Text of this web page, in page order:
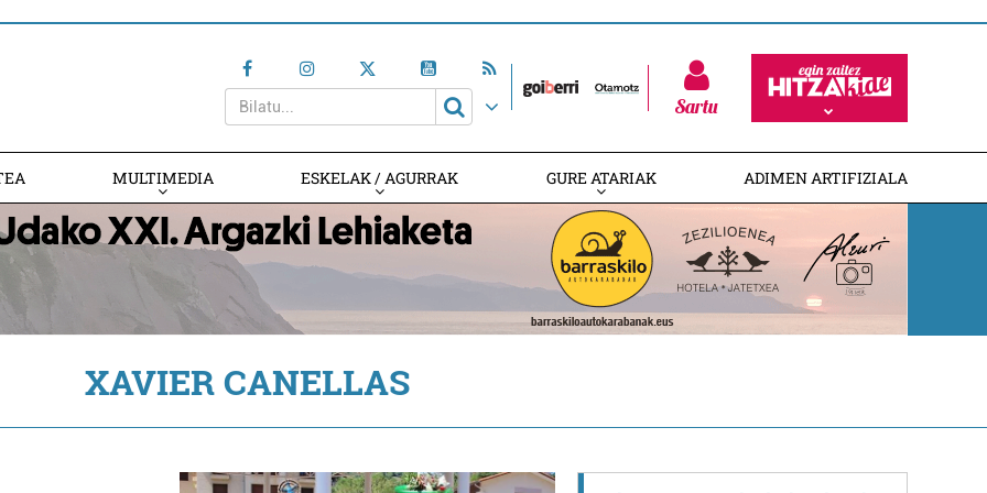
Sartu
MULTIMEDIA ESKELAK / AGURRAK GURE ATARIAK ADIMEN ARTIFIZIALA
XAVIER CANELLAS